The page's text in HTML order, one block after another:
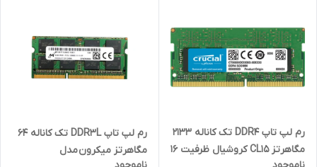
رم لپ تاپ DDR4 تک کاناله 2133
مگاهرتز CL15 کروشیال ظرفیت 16
رم لپ تاپ DDR3L تک کاناله 64
مگاهرتز میکرون مدل